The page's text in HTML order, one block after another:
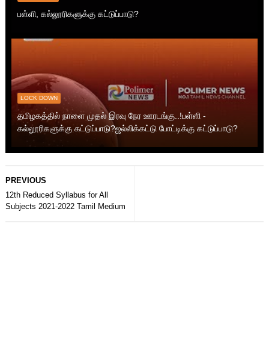
பள்ளி, கல்லூரிகளுக்கு கட்டுப்பாடு?
LOCK DOWN
தமிழகத்தில் நாளை முதல் இரவு நேர ஊரடங்கு..!பள்ளி -
கல்லூரிகளுக்கு கட்டுப்பாடு?ஜல்லிக்கட்டு போட்டிக்கு கட்டுப்பாடு?
PREVIOUS
12th Reduced Syllabus for All
Subjects 2021-2022 Tamil Medium